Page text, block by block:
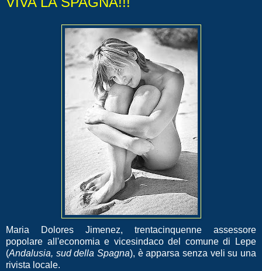
Maria Dolores Jimenez, trentacinquenne assessore
popolare all'economia e vicesindaco del comune di Lepe
(Andalusia, sud della Spagna), è apparsa senza veli su una
rivista locale.